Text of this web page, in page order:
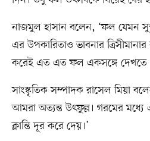
নাজমুল হাসান বলেন, ‘ফল যেমন
এর উপকারিতাও ভাবনার
করেই এত এত ফল একসঙ্গে দেখতে
সাংস্কৃতিক সম্পাদক রাসেল মিয়া
আমরা অত্যন্ত উৎফুল্ল। গরমের
ক্লান্তি দূর করে দেয়।’